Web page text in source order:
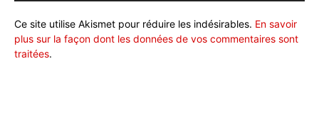
Ce site utilise Akismet pour réduire les indésirables. En savoir
plus sur la façon dont les données de vos commentaires sont
traitées.